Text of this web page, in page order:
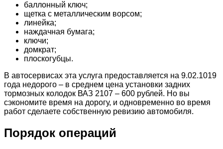
баллонный ключ;
щетка с металлическим ворсом;
линейка;
наждачная бумага;
ключи;
домкрат;
плоскогубцы.
В автосервисах эта услуга предоставляется на 9.02.1019
года недорого – в среднем цена установки задних
тормозных колодок ВАЗ 2107 – 600 рублей. Но вы
сэкономите время на дорогу, и одновременно во время
работ сделаете собственную ревизию автомобиля.
Порядок операций